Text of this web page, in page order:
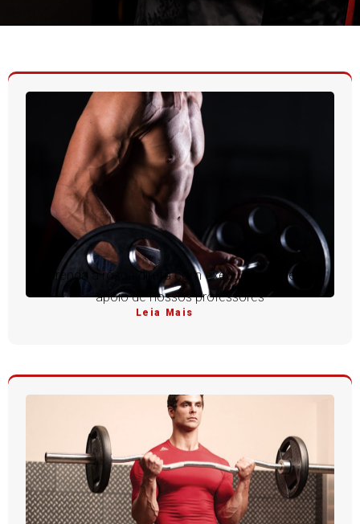
Aprenda a rosca direta com execução perfeita e
apoio de nossos professores
Leia Mais